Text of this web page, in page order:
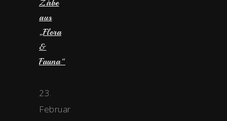
Zirbe
aus
„Flora
&
Fauna“
23.
Februar